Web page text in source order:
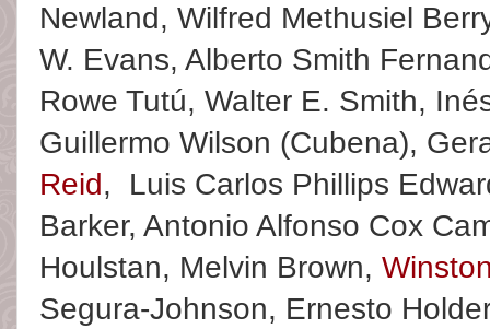
Newland, Wilfred Methusiel
W. Evans, Alberto Smith
Rowe Tutú, Walter E. Smith,
Guillermo Wilson (Cubena),
Reid, Luis Carlos Phillips
Barker, Antonio Alfonso Cox
Houlstan, Melvin Brown,
Segura-Johnson, Ernesto